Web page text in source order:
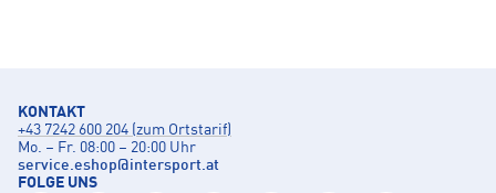
KONTAKT
+43 7242 600 204 (zum Ortstarif)
Mo. – Fr. 08:00 – 20:00 Uhr
service.eshop@intersport.at
FOLGE UNS